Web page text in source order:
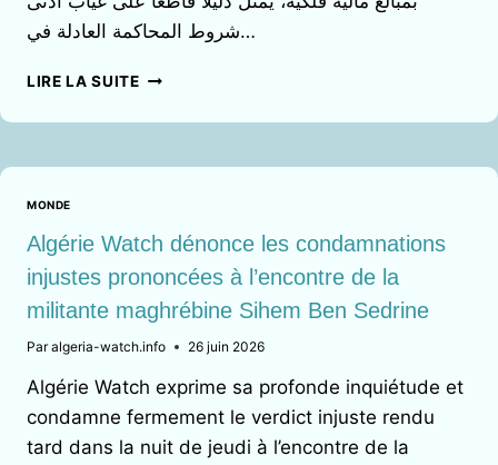
شروط المحاكمة العادلة في…
LIRE LA SUITEألجيريا
تستنكر
الجائرة
المغاربية
بن
سدرين
MONDE
Algérie Watch dénonce les condamnations
injustes prononcées à l’encontre de la
militante maghrébine Sihem Ben Sedrine
Par algeria-watch.info 26 juin 2026
Algérie Watch exprime sa profonde inquiétude et
condamne fermement le verdict injuste rendu
tard dans la nuit de jeudi à l’encontre de la